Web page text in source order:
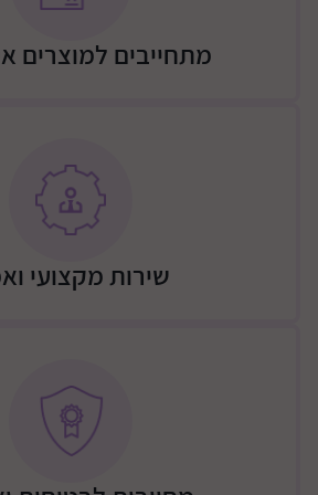
מפלט מרגיע שמזמין אתכם להתמסר
ריפוד נעים - הכורסה מרופדת בבד
מחירון משלוחים לריהוט דייניז (משולם
משלוח שידה: 250 ש"ח
מתחייבים למוצרים
שירות מקצועי